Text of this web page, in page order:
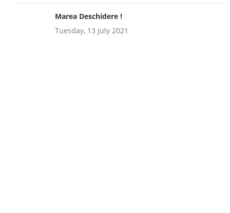
Marea Deschidere !
Tuesday, 13 July 2021